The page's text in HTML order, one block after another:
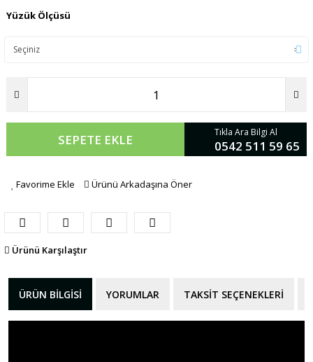
Yüzük Ölçüsü
SEPETE EKLE Tıkla Ara Bilgi Al
0542 511 59 65
Favorime Ekle Ürünü Arkadaşına Öner
Ürünü Karşılaştır
ÜRÜN BILGISI YORUMLAR TAKSIT SEÇENEKLERI